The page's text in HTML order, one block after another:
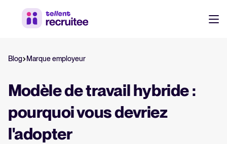
Ressources
Ressources RH et recrutement
Sessions à la demande avec des experts.
Blog Marque employeur
Modèle de travail hybride :
pourquoi vous devriez
l'adopter